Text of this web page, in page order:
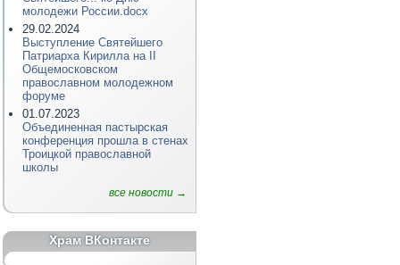
молодежи России.docx
29.02.2024
Выступление Святейшего
Патриарха Кирилла на II
Общемосковском
православном молодежном
форуме
01.07.2023
Объединенная пастырская
конференция прошла в стенах
Троицкой православной
школы
все новости →
Храм ВКонтакте